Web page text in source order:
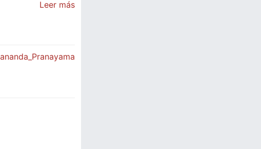
Leer más